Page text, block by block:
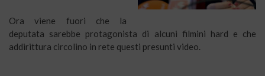
Ora viene fuori che la
deputata sarebbe protagonista di alcuni filmini hard e che
addirittura circolino in rete questi presunti video.